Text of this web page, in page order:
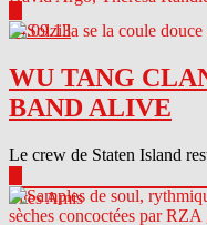
04.09.13
WU TANG
BAND ALIVE
Le crew de Staten Island
Sites Amis